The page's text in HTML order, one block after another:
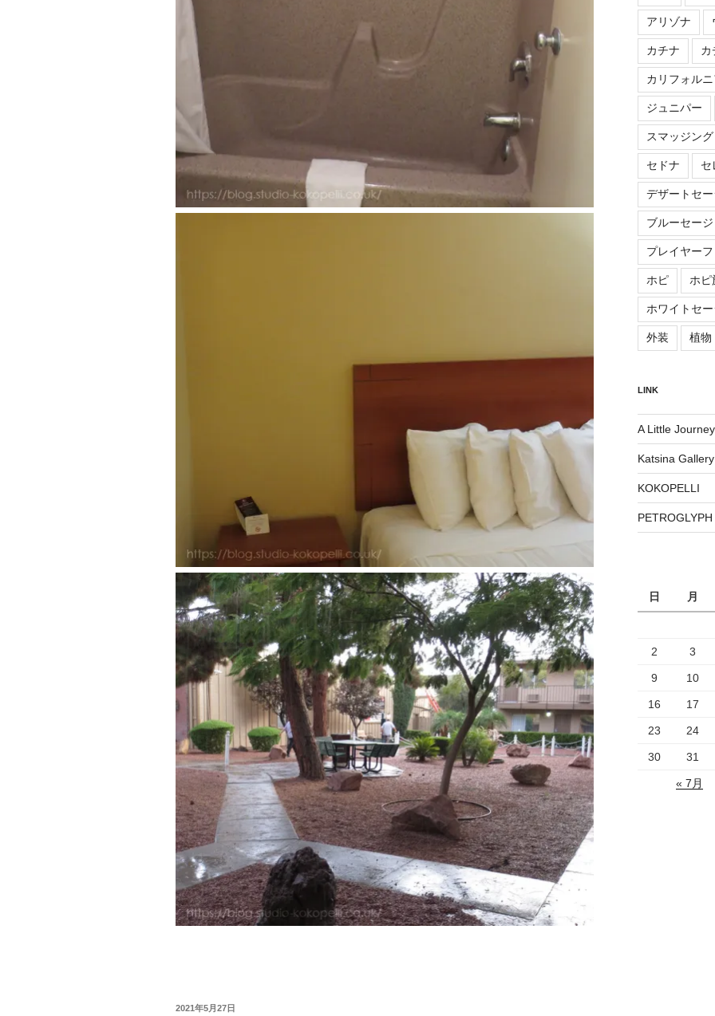
投
2021年5月27日
アリゾナ
カチナ カ
カリフォルニ
ジュニパー
スマッジング
セドナ セ
デザートセー
ブルーセージ
プレイヤー
ホピ ホピ
ホワイトセー
外装 植物
LINK
A Little Journey
Katsina Gallery
KOKOPELLI
日
月
2 3
9 10
16 17
23 24
30 31
« 7月